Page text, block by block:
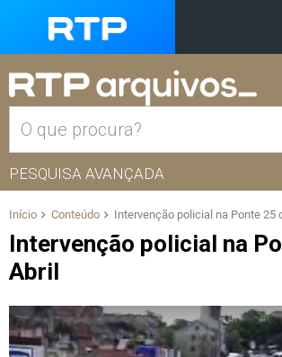
PESQUISA AVANÇADA
Início Conteúdo Intervenção policial na Ponte 25
Intervenção policial na
Abril